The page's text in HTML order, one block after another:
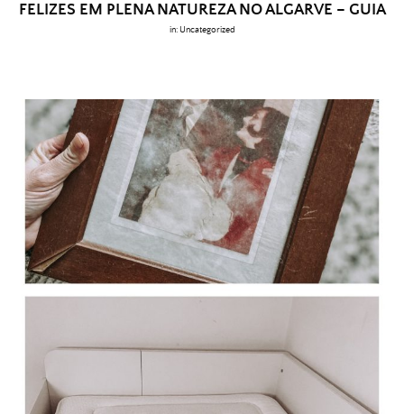
FELIZES EM PLENA NATUREZA NO ALGARVE – GUIA
in: Uncategorized